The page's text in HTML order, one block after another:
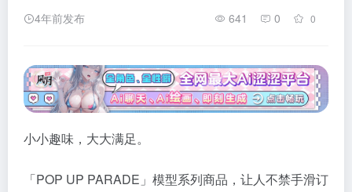
4年前发布 641 0 0
小小趣味，大大满足。
「POP UP PARADE」模型系列商品，让人不禁手滑订